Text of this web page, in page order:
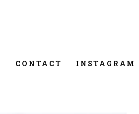
CONTACT INSTAGRAM